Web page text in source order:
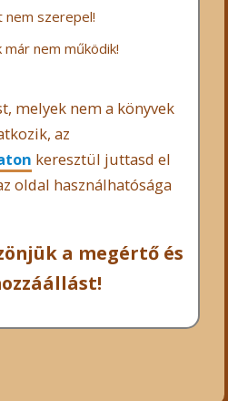
nem szerepel!
már nem működik!
melyek nem a könyvek
az
keresztül juttasd el
oldal használhatósága
a megértő és